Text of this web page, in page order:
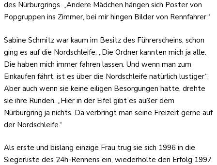
des Nürburgrings. „Andere Mädchen hängen sich Poster von
Popgruppen ins Zimmer, bei mir hingen Bilder von Rennfahrer.“
Sabine Schmitz war kaum im Besitz des Führerscheins, schon
ging es auf die Nordschleife. „Die Ordner kannten mich ja alle.
Die haben mich immer fahren lassen. Und wenn man zum
Einkaufen fährt, ist es über die Nordschleife natürlich lustiger“.
Aber auch wenn sie keine eiligen Besorgungen hatte, drehte
sie ihre Runden. „Hier in der Eifel gibt es außer dem
Nürburgring ja nichts. Da verbringt man seine Freizeit gerne auf
der Nordschleife.“
Als erste und bislang einzige Frau trug sie sich 1996 in die
Siegerliste des 24h-Rennens ein, wiederholte den Erfolg 1997